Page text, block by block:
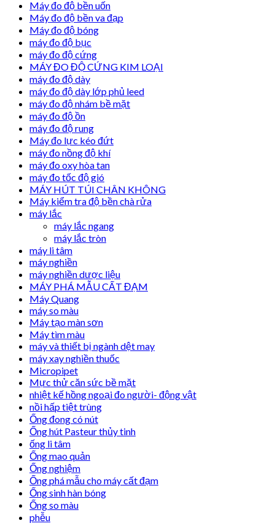
Máy đo độ bền uốn
Máy đo độ bền va đạp
Máy đo độ bóng
máy đo độ bục
máy đo độ cứng
MÁY ĐO ĐỘ CỨNG KIM LOẠI
máy đo độ dày
máy đo độ dày lớp phủ leed
máy đo độ nhám bề mặt
máy đo độ ồn
máy đo độ rung
Máy đo lực kéo đứt
máy đo nồng độ khí
máy đo oxy hòa tan
máy đo tốc độ gió
MÁY HÚT TÚI CHÂN KHÔNG
Máy kiểm tra độ bền chà rửa
máy lắc
máy lắc ngang
máy lắc tròn
máy li tâm
máy nghiền
máy nghiền dược liệu
MÁY PHÁ MẪU CẤT ĐẠM
Máy Quang
máy so màu
Máy tạo màn sơn
Máy tìm màu
máy và thiết bị ngành dệt may
máy xay nghiền thuốc
Micropipet
Mực thử căn sức bề mặt
nhiệt kế hồng ngoại đo người- động vật
nồi hấp tiệt trùng
Ống đong có nút
Ống hút Pasteur thủy tinh
ống li tâm
Ống mao quản
Ống nghiệm
Ống phá mẫu cho máy cất đạm
Ống sinh hàn bóng
Ống so màu
phễu